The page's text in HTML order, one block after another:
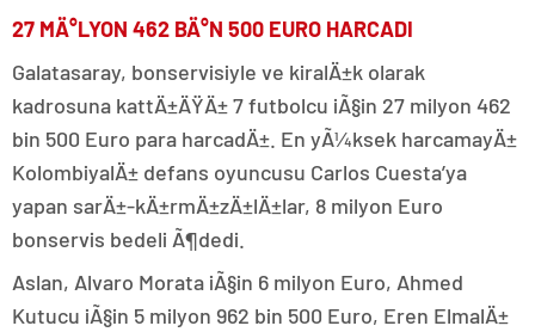
27 MÄ°LYON 462 BÄ°N 500 EURO HARCADI
Galatasaray, bonservisiyle ve kiralÄ±k olarak
kadrosuna kattÄ±ÄŸÄ± 7 futbolcu iÃ§in 27 milyon 462
bin 500 Euro para harcadÄ±. En yÃ¼ksek harcamayÄ±
KolombiyalÄ± defans oyuncusu Carlos Cuesta’ya
yapan sarÄ±-kÄ±rmÄ±zÄ±lÄ±lar, 8 milyon Euro
bonservis bedeli Ã¶dedi.
Aslan, Alvaro Morata iÃ§in 6 milyon Euro, Ahmed
Kutucu iÃ§in 5 milyon 962 bin 500 Euro, Eren ElmalÄ±